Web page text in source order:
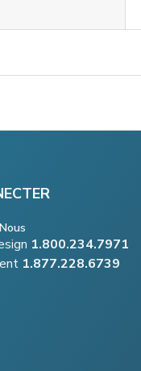
1.800.234.7971
1.877.228.6739